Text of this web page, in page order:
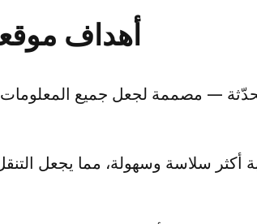
أهداف
— مصممة لجعل جميع المعلومات
أكثر سلاسة وسهولة، مما يجعل